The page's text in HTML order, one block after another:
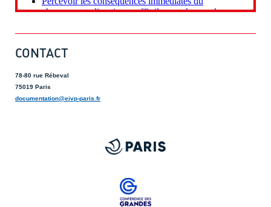
CONTACT
78-80 rue Rébeval
75019 Paris
documentation@eivp-paris.fr